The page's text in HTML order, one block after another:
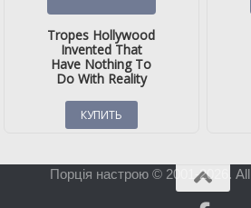
Порція настрою © 2001-2026.